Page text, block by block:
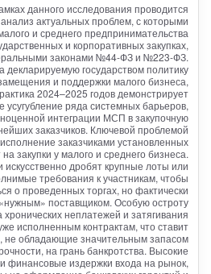
данного исследования проводится
актуальных проблем, с которыми
и среднего предпринимательства
и корпоративных закупках,
законами №44-ФЗ и №223-ФЗ.
декларируемую государством политику
и поддержки малого бизнеса,
2024–2025 годов демонстрирует
усугубление ряда системных барьеров,
интеграции МСП в закупочную
заказчиков. Ключевой проблемой
заказчиками установленных
закупки у малого и среднего бизнеса.
искусственно дробят крупные лоты или
требования к участникам, чтобы
о проведенных торгах, но фактически
поставщиком. Особую остроту
неплатежей и затягивания
исполненным контрактам, что ставит
не обладающие значительным запасом
на грань банкротства. Высокие
финансовые издержки входа на рынок,